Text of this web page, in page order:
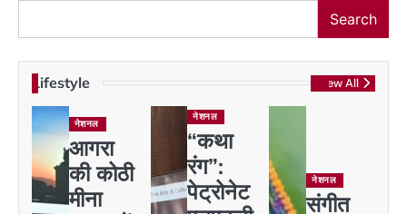
Search
Lifestyle View All
नेशनल
आगरा
की कोठी
मीना
नेशनल
“कथा
रंग”:
पेट्रोनेट
नेशनल
संगीत